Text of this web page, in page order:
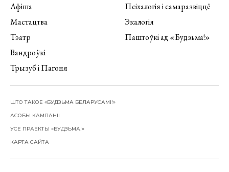
Афіша
Мастацтва
Тэатр
Вандроўкі
Трызуб і Пагоня
Псіхалогія і самаразвіццё
Экалогія
Паштоўкі ад «Будзьма!»
ШТО ТАКОЕ «БУДЗЬМА БЕЛАРУСАМІ!»
АСОБЫ КАМПАНІІ
УСЕ ПРАЕКТЫ «БУДЗЬМА!»
КАРТА САЙТА